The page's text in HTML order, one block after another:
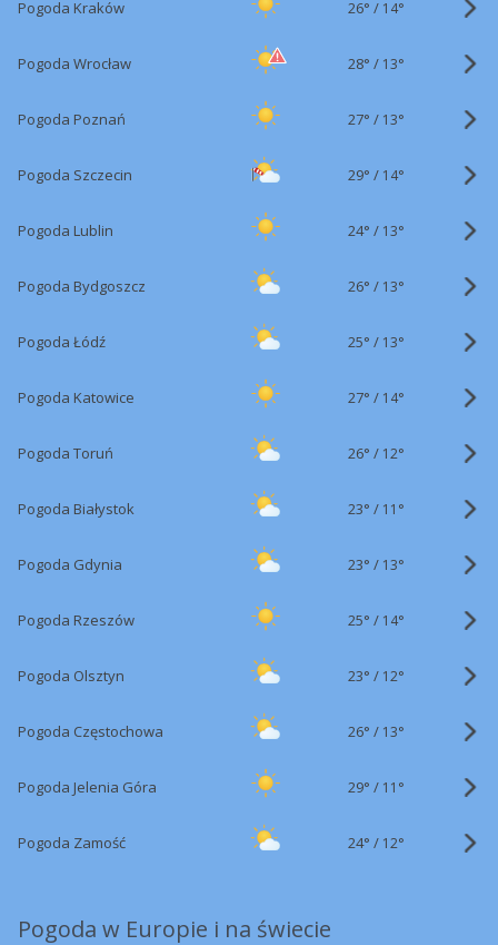
Pogoda Kraków 26° / 14°
Pogoda Wrocław 28° / 13°
Pogoda Poznań 27° / 13°
Pogoda Szczecin 29° / 14°
Pogoda Lublin 24° / 13°
Pogoda Bydgoszcz 26° / 13°
Pogoda Łódź 25° / 13°
Pogoda Katowice 27° / 14°
Pogoda Toruń 26° / 12°
Pogoda Białystok 23° / 11°
Pogoda Gdynia 23° / 13°
Pogoda Rzeszów 25° / 14°
Pogoda Olsztyn 23° / 12°
Pogoda Częstochowa 26° / 13°
Pogoda Jelenia Góra 29° / 11°
Pogoda Zamość 24° / 12°
Pogoda w Europie i na świecie